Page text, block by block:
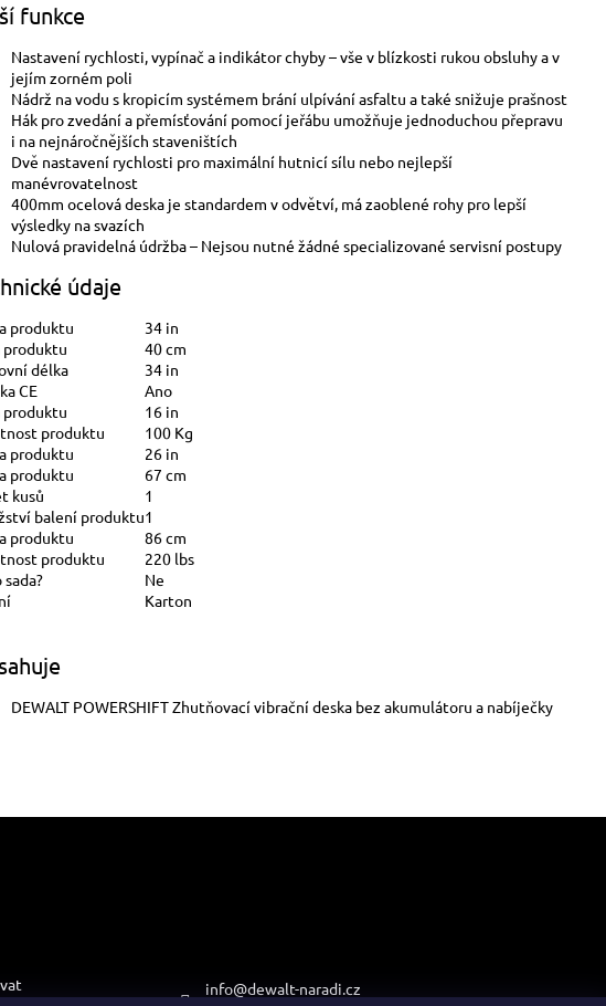
funkce
Nastavení rychlosti, vypínač a indikátor chyby – vše v blízkosti rukou obsluhy a v
jejím zorném poli
Nádrž na vodu s kropicím systémem brání ulpívání asfaltu a také snižuje prašnost
Hák pro zvedání a přemísťování pomocí jeřábu umožňuje jednoduchou přepravu
i na nejnáročnějších staveništích
Dvě nastavení rychlosti pro maximální hutnicí sílu nebo nejlepší
manévrovatelnost
400mm ocelová deska je standardem v odvětví, má zaoblené rohy pro lepší
výsledky na svazích
Nulová pravidelná údržba – Nejsou nutné žádné specializované servisní postupy
údaje
produktu
34 in
produktu
40 cm
délka
34 in
CE
Ano
produktu
16 in
produktu
100 Kg
produktu
26 in
produktu
67 cm
kusů
1
balení produktu1
produktu
86 cm
produktu
220 lbs
Ne
Karton
DEWALT POWERSHIFT Zhutňovací vibrační deska bez akumulátoru a nabíječky
info@dewalt-naradi.cz